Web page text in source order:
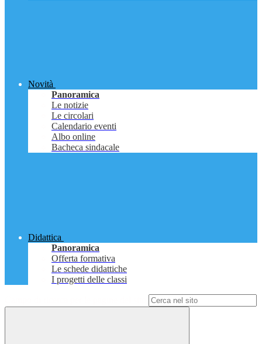
Novità
Panoramica
Le notizie
Le circolari
Calendario eventi
Albo online
Bacheca sindacale
Didattica
Panoramica
Offerta formativa
Le schede didattiche
I progetti delle classi